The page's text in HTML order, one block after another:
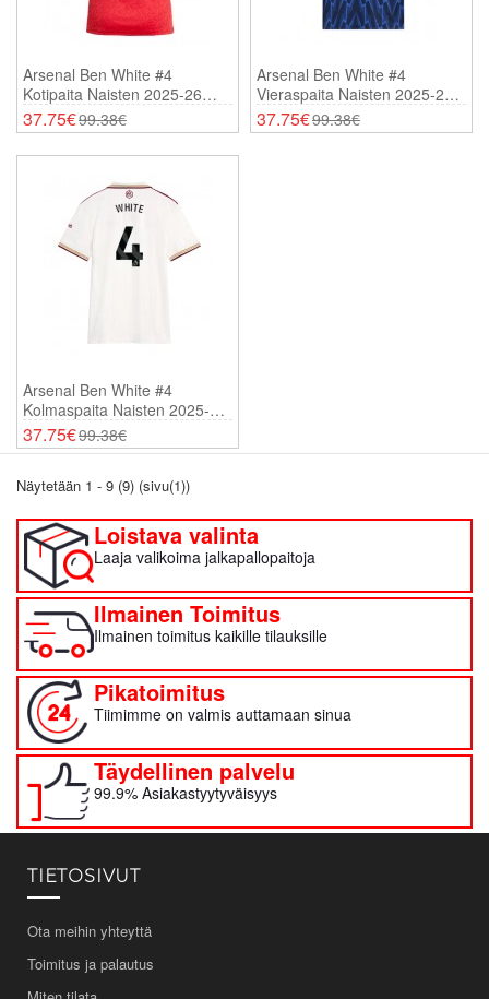
Arsenal Ben White #4
Kotipaita Naisten 2025-26
Lyhythihainen
37.75€99.38€
Arsenal Ben White #4
Vieraspaita Naisten 2025-26
Lyhythihainen
37.75€99.38€
Arsenal Ben White #4
Kolmaspaita Naisten 2025-26
Lyhythihainen
37.75€99.38€
Näytetään 1 - 9 (9) (sivu(1))
Loistava valinta
Laaja valikoima jalkapallopaitoja
Ilmainen Toimitus
Ilmainen toimitus kaikille tilauksille
Pikatoimitus
Tiimimme on valmis auttamaan sinua
Täydellinen palvelu
99.9% Asiakastyytyväisyys
TIETOSIVUT
Ota meihin yhteyttä
Toimitus ja palautus